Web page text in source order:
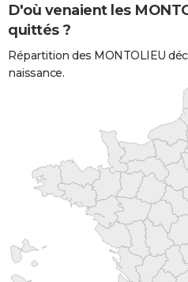
D'où venaient les
quittés ?
Répartition des MONTOLIEU
naissance.